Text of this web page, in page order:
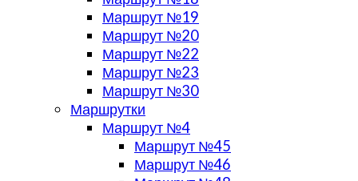
Маршрут №19
Маршрут №20
Маршрут №22
Маршрут №23
Маршрут №30
Маршрутки
Маршрут №4
Маршрут №45
Маршрут №46